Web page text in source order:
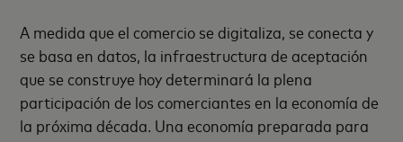
A medida que el comercio se digitaliza, se conecta y
se basa en datos, la infraestructura de aceptación
que se construye hoy determinará la plena
participación de los comerciantes en la economía de
la próxima década. Una economía preparada para